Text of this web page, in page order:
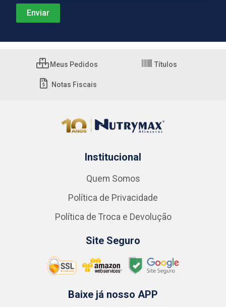
Meus Pedidos Títulos
Notas Fiscais
Institucional
Quem Somos
Política de Privacidade
Política de Troca e Devolução
Site Seguro
Baixe já nosso APP